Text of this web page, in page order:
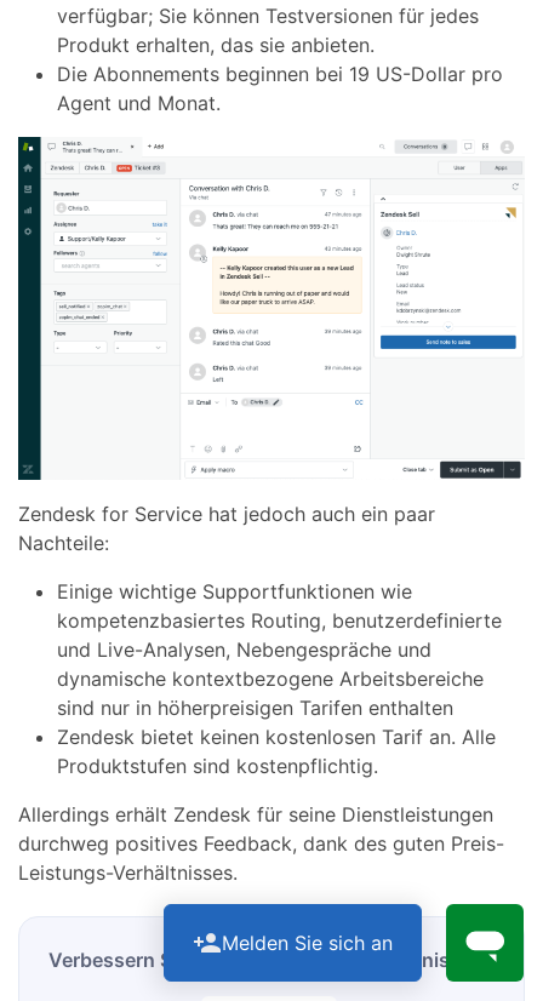
verfügbar; Sie können Testversionen für jedes
Produkt erhalten, das sie anbieten.
Die Abonnements beginnen bei 19 US-Dollar pro
Agent und Monat.
Zendesk for Service hat jedoch auch ein paar
Nachteile:
Einige wichtige Supportfunktionen wie
kompetenzbasiertes Routing, benutzerdefinierte
und Live-Analysen, Nebengespräche und
dynamische kontextbezogene Arbeitsbereiche
sind nur in höherpreisigen Tarifen enthalten
Zendesk bietet keinen kostenlosen Tarif an. Alle
Produktstufen sind kostenpflichtig.
Allerdings erhält Zendesk für seine Dienstleistungen
durchweg positives Feedback, dank des guten Preis-
Leistungs-Verhältnisses.
Verbessern Sie Ihr Zendesk -Importerlebnis
Melden Sie sich an